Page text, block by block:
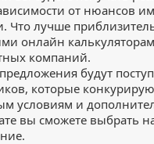
от нюансов
Что лучше
онлайн
компаний.
будут
которые
условиям и
вы сможете выбрать